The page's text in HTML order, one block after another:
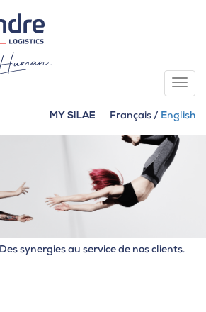
MY SILAE Français / English
Des synergies au service de nos clients.